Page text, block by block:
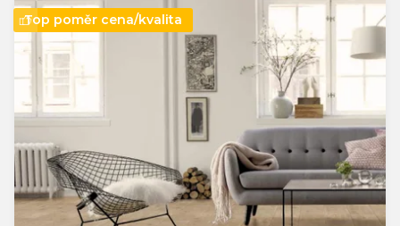
n
í
p
o
d
u
k
t
u
k
Top poměr cena/kvalita